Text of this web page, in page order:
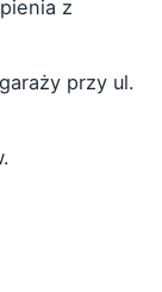
z
przy ul.